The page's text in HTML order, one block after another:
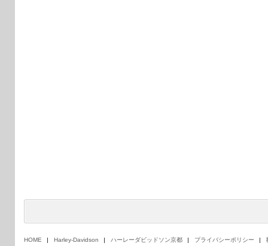
HOME Harley-Davidson ハーレーダビッドソン京都 プライバシーポリシー